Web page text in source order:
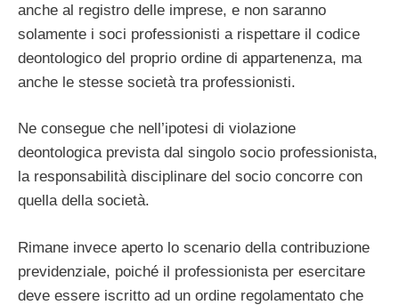
anche al registro delle imprese, e non saranno
solamente i soci professionisti a rispettare il codice
deontologico del proprio ordine di appartenenza, ma
anche le stesse società tra professionisti.
Ne consegue che nell’ipotesi di violazione
deontologica prevista dal singolo socio professionista,
la responsabilità disciplinare del socio concorre con
quella della società.
Rimane invece aperto lo scenario della contribuzione
previdenziale, poiché il professionista per esercitare
deve essere iscritto ad un ordine regolamentato che